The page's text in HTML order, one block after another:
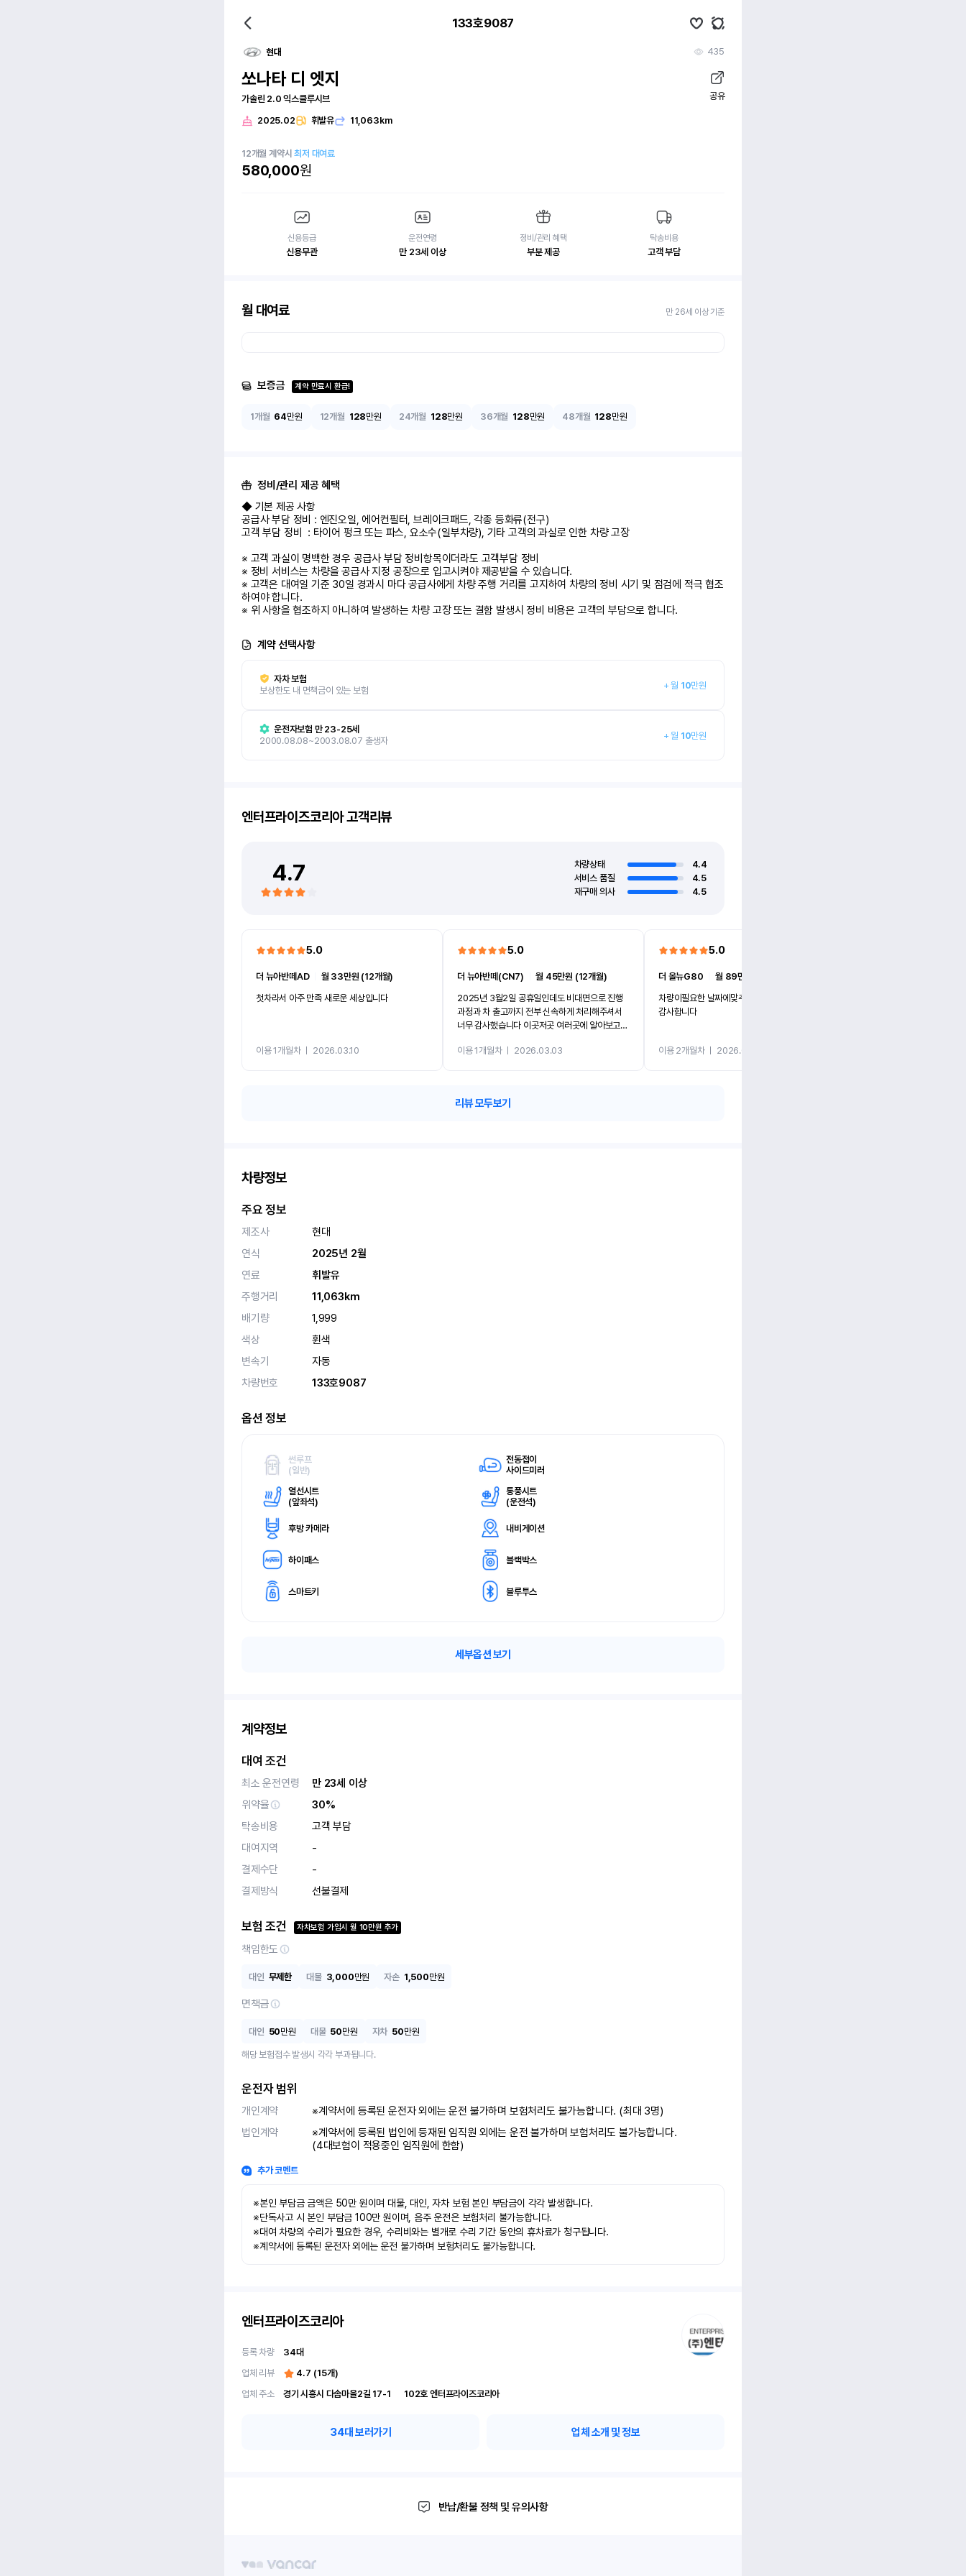
133호9087
현대 435
쏘나타 디 엣지
가솔린 2.0 익스클루시브 공유
2025.02 휘발유 11,063km
12개월 계약시최저 대여료
580,000원
신용등급
신용무관
운전연령
만 23세 이상
정비/관리 혜택
부분 제공
탁송비용
고객 부담
월 대여료 만 26세 이상 기준
보증금 계약 만료시 환급!
1개월 64만원 12개월 128만원 24개월 128만원 36개월 128만원 48개월 128만원
정비/관리 제공 혜택
◆ 기본 제공 사항
공급사 부담 정비 : 엔진오일, 에어컨필터, 브레이크패드, 각종 등화류(전구)
고객 부담 정비  : 타이어 펑크 또는 파스, 요소수(일부차량), 기타 고객의 과실로 인한 차량 고장
※ 고객 과실이 명백한 경우 공급사 부담 정비항목이더라도 고객부담 정비
※ 정비 서비스는 차량을 공급사 지정 공장으로 입고시켜야 제공받을 수 있습니다.
※ 고객은 대여일 기준 30일 경과시 마다 공급사에게 차량 주행 거리를 고지하여 차량의 정비 시기 및 점검에 적극 협조
하여야 합니다.
※ 위 사항을 협조하지 아니하여 발생하는 차량 고장 또는 결함 발생시 정비 비용은 고객의 부담으로 합니다.
계약 선택사항
자차 보험
보상한도 내 면책금이 있는 보험
+월 10만원
운전자보험 만 23-25세
2000.08.08~2003.08.07 출생자
+월 10만원
엔터프라이즈코리아고객리뷰
4.7 차량상태
4.4
서비스 품질
4.5
재구매 의사
4.5
5.0
더 뉴아반떼ADㅣ 월 33만원 (12개월)
첫차라서 아주 만족 새로운 세상입니다
이용 1개월차ㅣ 2026.03.10
5.0
더 뉴아반떼(CN7) ㅣ월 45만원 (12개월)
2025년 3월2일 공휴일인데도 비대면으로 진행
과정과 차 출고까지 전부 신속하게 처리해주셔서
너무 감사했습니다 이곳저곳 여러곳에 알아보고
렴했고 매물올려놓은걸 보고 마음에 드는차 문의
습니다 너무 감사합니다..
이용 1개월차ㅣ 2026.03.03
5.0
더 올뉴G80 ㅣ월 89만원 (12개월)
차량이필요한 날짜에맞추어 원할한배차해주셔서
감사합니다
이용 2개월차ㅣ 2026.02.04
리뷰 모두보기
차량정보
주요 정보
제조사
현대
연식
2025년 2월
연료
휘발유
주행거리
11,063km
배기량
1,999
색상
휜색
변속기
자동
차량번호
133호9087
옵션 정보
썬루프
(일반)
전동접이
사이드미러
열선시트
(앞좌석)
통풍시트
(운전석)
후방 카메라 내비게이션
하이패스 블랙박스
스마트키 블루투스
세부옵션 보기
계약정보
대여 조건
최소 운전연령
만 23세 이상
위약율
30%
탁송비용
고객 부담
대여지역
-
결제수단
-
결제방식
선불결제
보험 조건 자차보험 가입시월 10만원 추가
책임한도
대인 무제한 대물 3,000만원 자손 1,500만원
면책금
대인 50만원 대물 50만원 자차 50만원
해당 보험접수 발생시 각각 부과됩니다.
운전자 범위
개인계약
※계약서에 등록된 운전자 외에는 운전 불가하며 보험처리도 불가능합니다. (최대 3명)
법인계약
※계약서에 등록된 법인에 등재된 임직원 외에는 운전 불가하며 보험처리도 불가능합니다.
(4대보험이 적용중인 임직원에 한함)
추가 코멘트
※본인 부담금 금액은 50만 원이며 대물, 대인, 자차 보험 본인 부담금이 각각 발생합니다.
※단독사고 시 본인 부담금 100만 원이며, 음주 운전은 보험처리 불가능합니다.
※대여 차량의 수리가 필요한 경우, 수리비와는 별개로 수리 기간 동안의 휴차료가 청구됩니다.
※계약서에 등록된 운전자 외에는 운전 불가하며 보험처리도 불가능합니다.
엔터프라이즈코리아
등록 차량 34대
업체 리뷰
4.7 (15개)
업체 주소
경기 시흥시 다솜마을2길 17-1	102호 엔터프라이즈코리아
34대 보러가기 업체 소개 및 정보
반납/환불 정책 및 유의사항